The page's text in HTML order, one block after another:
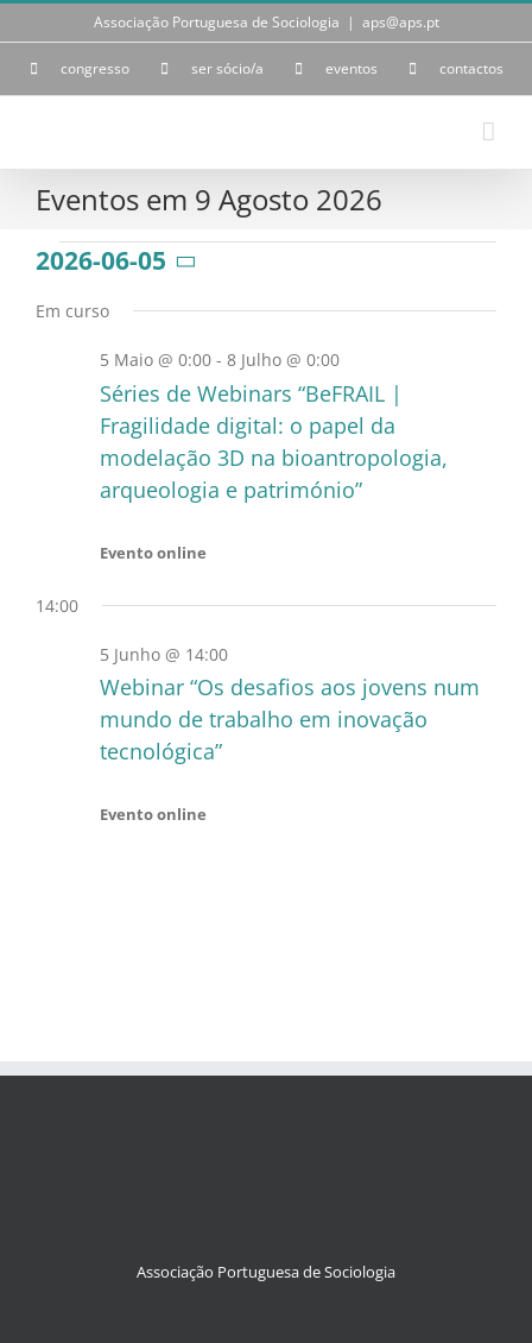
Skip
Associação Portuguesa de Sociologia | aps@aps.pt
congresso ser sócio/a eventos contactos
Eventos em 9 Agosto 2026
Eventos
for
Junho
2026
2026-06-05
a
Em curso
Séries de Webinars “BeFRAIL |
Fragilidade digital: o papel da
modelação 3D na bioantropologia,
arqueologia e património”
5 Maio @ 0:00 - 8 Julho @ 0:00
Evento online
14:00
Webinar “Os desafios aos jovens num
mundo de trabalho em inovação
tecnológica”
5 Junho @ 14:00
Evento online
Associação Portuguesa de Sociologia